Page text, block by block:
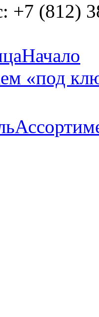
+7 (812)
Начало
«под